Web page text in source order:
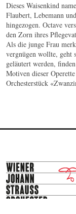
Dieses Waisenkind
Flaubert, Lebemann
hingezogen. Octave
den Zorn ihres
Als die junge Frau
vergnügen wollte, geht
geläutert werden,
Motiven dieser
Orchesterstück